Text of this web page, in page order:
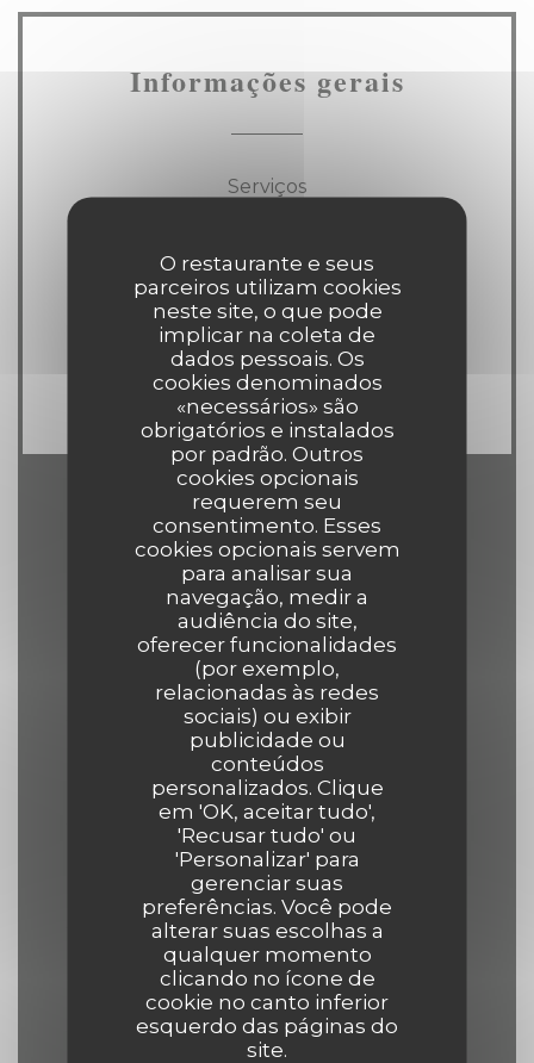
O restaurante e seus
parceiros utilizam cookies
neste site, o que pode
implicar na coleta de
dados pessoais. Os
cookies denominados
«necessários» são
obrigatórios e instalados
por padrão. Outros
cookies opcionais
requerem seu
consentimento. Esses
cookies opcionais servem
para analisar sua
navegação, medir a
audiência do site,
oferecer funcionalidades
(por exemplo,
relacionadas às redes
sociais) ou exibir
publicidade ou
conteúdos
personalizados. Clique
em 'OK, aceitar tudo',
'Recusar tudo' ou
'Personalizar' para
gerenciar suas
preferências. Você pode
alterar suas escolhas a
qualquer momento
clicando no ícone de
cookie no canto inferior
esquerdo das páginas do
site.
Informações gerais
Serviços
Métodos de pagamento
American Express, Visa,
Eurocard/Mastercard, Dinheiro, Cartão
Azul
Horário de abertura
Seg-Qui
12:00 - 14:00
19:00 - 21:30
Sexta-feira
12:00 - 14:00 • 19:00 - 22:00
Sábado
12:00 - 14:30 • 19:00 - 22:00
Domingo
12:00 - 14:30 • 19:00 - 21:30